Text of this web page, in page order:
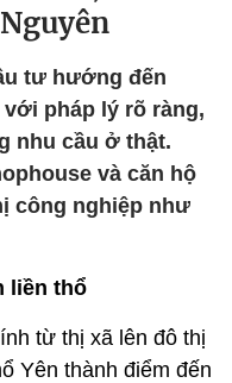
tư hướng đến
pháp lý rõ ràng,
nhu cầu ở thật.
và căn hộ
công nghiệp như
liền thổ
từ thị xã lên đô thị
Yên thành điểm đến